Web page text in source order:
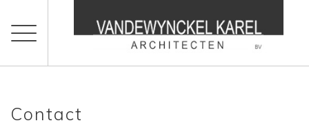
Contact